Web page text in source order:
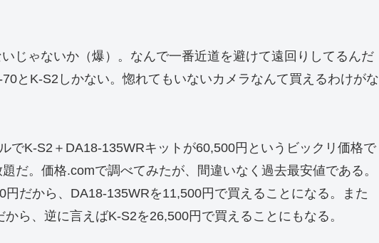
じゃないか（爆）。なんで一番近道を避けて遠回りしてるんだ
とK-S2しかない。惚れてもいないカメラなんて買えるわけがな
でK-S2＋DA18-135WRキットが60,500円というビックリ価格で
だ。価格.comで調べてみたが、間違いなく過去最安値である。
だから、DA18-135WRを11,500円で買えることになる。また
ら、逆に言えばK-S2を26,500円で買えることにもなる。